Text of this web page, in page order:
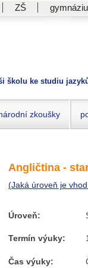
ZŠ
školu ke studiu
zkoušky
Angličtina -
(Jaká úroveň je
Úroveň:
Termín výuky:
Čas výuky: